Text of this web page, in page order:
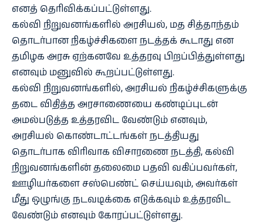
எனத் தெரிவிக்கப்பட்டுள்ளது.
கல்வி நிறுவனங்களில் அரசியல், மத சித்தாந்தம்
தொடர்பான நிகழ்ச்சிகளை நடத்தக் கூடாது என
தமிழக அரசு ஏற்கனவே உத்தரவு பிறப்பித்துள்ளது
எனவும் மனுவில் கூறப்பட்டுள்ளது.
கல்வி நிறுவனங்களில், அரசியல் நிகழ்ச்சிகளுக்கு
தடை விதித்த அரசாணையை கண்டிப்புடன்
அமல்படுத்த உத்தரவிட வேண்டும் எனவும்,
அரசியல் கொண்டாட்டங்கள் நடத்தியது
தொடர்பாக விரிவாக விசாரணை நடத்தி, கல்வி
நிறுவனங்களின் தலைமை பதவி வகிப்பவர்கள்,
ஊழியர்களை சஸ்பெண்ட் செய்யவும், அவர்கள்
மீது ஒழுங்கு நடவடிக்கை எடுக்கவும் உத்தரவிட
வேண்டும் எனவும் கோரப்பட்டுள்ளது.